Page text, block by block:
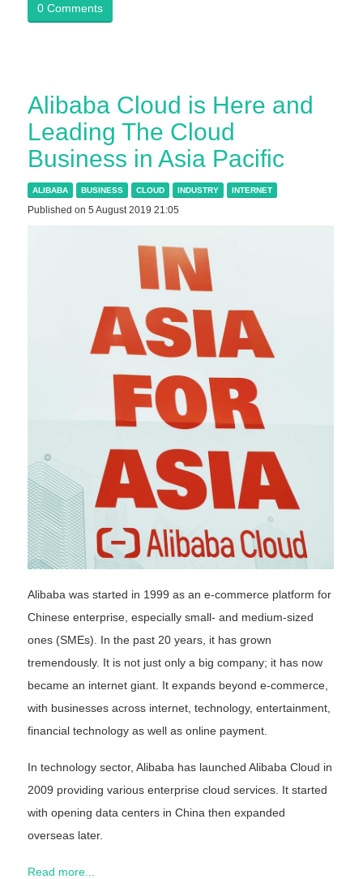
0 Comments
Alibaba Cloud is Here and
Leading The Cloud
Business in Asia Pacific
ALIBABA BUSINESS CLOUD INDUSTRY INTERNET
Published on 5 August 2019 21:05
Alibaba was started in 1999 as an e-commerce platform for
Chinese enterprise, especially small- and medium-sized
ones (SMEs). In the past 20 years, it has grown
tremendously. It is not just only a big company; it has now
became an internet giant. It expands beyond e-commerce,
with businesses across internet, technology, entertainment,
financial technology as well as online payment.
In technology sector, Alibaba has launched Alibaba Cloud in
2009 providing various enterprise cloud services. It started
with opening data centers in China then expanded
overseas later.
Read more...